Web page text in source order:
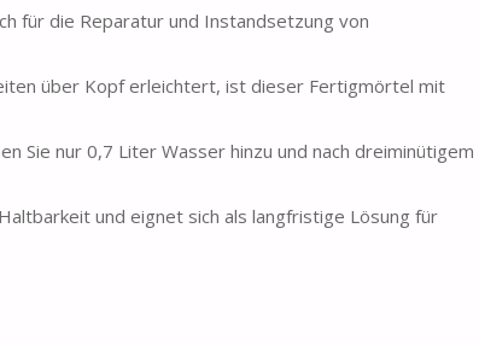
für die Reparatur und Instandsetzung von
über Kopf erleichtert, ist dieser Fertigmörtel mit
Sie nur 0,7 Liter Wasser hinzu und nach dreiminütigem
und eignet sich als langfristige Lösung für